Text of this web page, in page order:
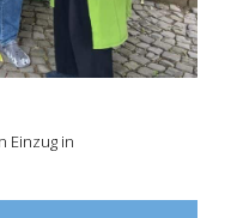
Einzug in